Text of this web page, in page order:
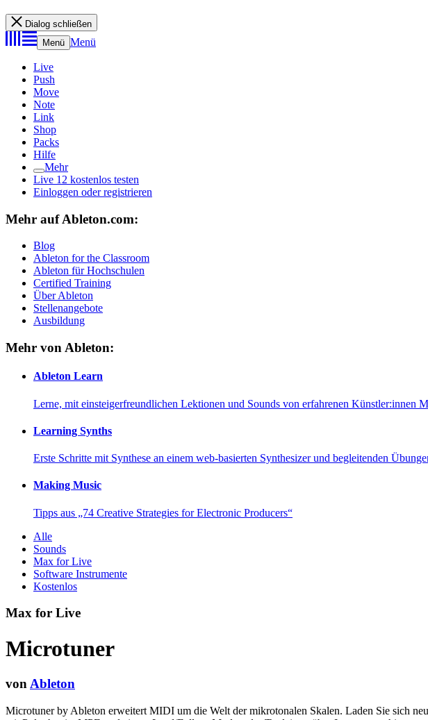
Dialog schließen
Menü Menü
Live
Push
Move
Note
Link
Shop
Packs
Hilfe
Mehr
Live 12 kostenlos testen
Einloggen oder registrieren
Mehr auf Ableton.com:
Blog
Ableton for the Classroom
Ableton für Hochschulen
Certified Training
Über Ableton
Stellenangebote
Ausbildung
Mehr von Ableton:
Ableton Learn
Lerne, mit einsteigerfreundlichen Lektionen und Sounds von erfahrenen Künstler:innen
Learning Synths
Erste Schritte mit Synthese an einem web-basierten Synthesizer und begleitenden
Making Music
Tipps aus „74 Creative Strategies for Electronic Producers“
Alle
Sounds
Max for Live
Software Instrumente
Kostenlos
Max for Live
Microtuner
vonAbleton
Microtuner by Ableton erweitert MIDI um die Welt der mikrotonalen Skalen. Laden Sie sich